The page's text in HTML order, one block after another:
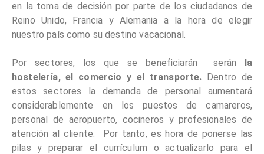
en la toma de decisión por parte de los ciudadanos de
Reino Unido, Francia y Alemania a la hora de elegir
nuestro país como su destino vacacional.
Por sectores, los que se beneficiarán serán la
hostelería, el comercio y el transporte. Dentro de
estos sectores la demanda de personal aumentará
considerablemente en los puestos de camareros,
personal de aeropuerto, cocineros y profesionales de
atención al cliente. Por tanto, es hora de ponerse las
pilas y preparar el currículum o actualizarlo para el